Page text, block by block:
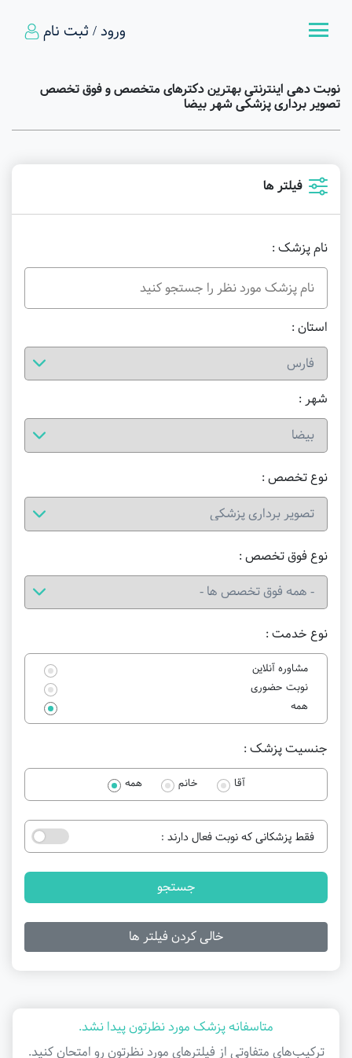
ورود / ثبت نام
نوبت دهی اینترنتی بهترین دکترهای متخصص و فوق تخصص
تصویر برداری پزشکی شهر بیضا
فیلتر ها
نام پزشک :
استان :
شهر :
نوع خدمت :
مشاوره آنلاین
نوبت حضوری
همه
نوع تخصص :
نوع فوق تخصص :
جنسیت پزشک :
آقا خانم همه
فقط پزشکانی که نوبت فعال دارند :
جستجو
خالی کردن فیلتر ها
متاسفانه پزشک مورد نظرتون پیدا نشد.
ترکیب‌های متفاوتی از فیلتر‌های مورد نظرتون رو امتحان کنید.